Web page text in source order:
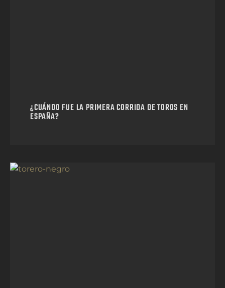
¿CUÁNDO FUE LA PRIMERA CORRIDA DE TOROS EN
ESPAÑA?